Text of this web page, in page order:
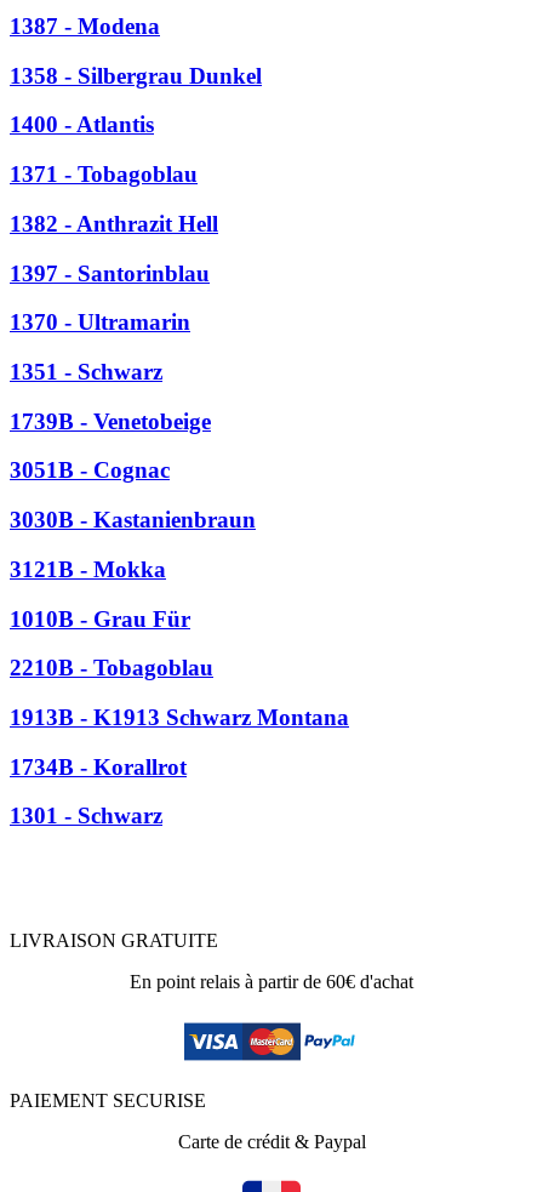
1387 - Modena
1358 - Silbergrau Dunkel
1400 - Atlantis
1371 - Tobagoblau
1382 - Anthrazit Hell
1397 - Santorinblau
1370 - Ultramarin
1351 - Schwarz
1739B - Venetobeige
3051B - Cognac
3030B - Kastanienbraun
3121B - Mokka
1010B - Grau Für
2210B - Tobagoblau
1913B - K1913 Schwarz Montana
1734B - Korallrot
1301 - Schwarz
LIVRAISON GRATUITE
En point relais à partir de 60€ d'achat
PAIEMENT SECURISE
Carte de crédit & Paypal